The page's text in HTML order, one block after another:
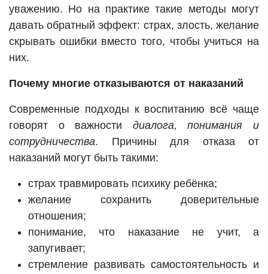
уважению. Но на практике такие методы могут
давать обратный эффект: страх, злость, желание
скрывать ошибки вместо того, чтобы учиться на
них.
Почему многие отказываются от наказаний
Современные подходы к воспитанию всё чаще
говорят о важности диалога, понимания и
сотрудничества. Причины для отказа от
наказаний могут быть такими:
страх травмировать психику ребёнка;
желание сохранить доверительные
отношения;
понимание, что наказание не учит, а
запугивает;
стремление развивать самостоятельность и